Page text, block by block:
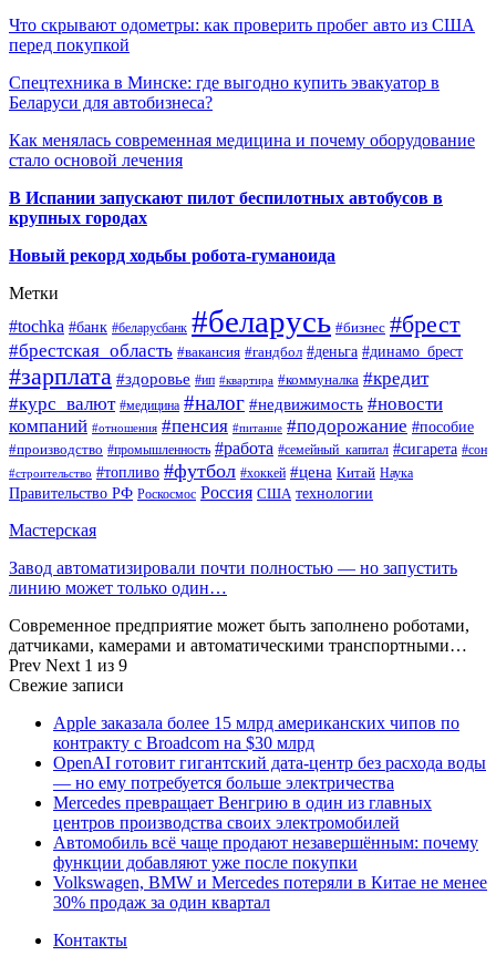
Что скрывают одометры: как проверить пробег авто из США
перед покупкой
Спецтехника в Минске: где выгодно купить эвакуатор в
Беларуси для автобизнеса?
Как менялась современная медицина и почему оборудование
стало основой лечения
В Испании запускают пилот беспилотных автобусов в
крупных городах
Новый рекорд ходьбы робота-гуманоида
Метки
#tochka #банк #беларусбанк #беларусь #бизнес #брест
#брестская_область #вакансия #гандбол #деньга #динамо_брест
#зарплата #здоровье #ип #квартира #коммуналка #кредит
#курс_валют #медицина #налог #недвижимость #новости
компаний #отношения #пенсия #питание #подорожание #пособие
#производство #промышленность #работа #семейный_капитал #сигарета #сон
#строительство #топливо #футбол #хоккей #цена Китай Наука
Правительство РФ Роскосмос Россия США технологии
Мастерская
Завод автоматизировали почти полностью — но запустить
линию может только один…
Современное предприятие может быть заполнено роботами,
датчиками, камерами и автоматическими транспортными…
Prev Next 1 из 9
Свежие записи
Apple заказала более 15 млрд американских чипов по
контракту с Broadcom на $30 млрд
OpenAI готовит гигантский дата-центр без расхода воды
— но ему потребуется больше электричества
Mercedes превращает Венгрию в один из главных
центров производства своих электромобилей
Автомобиль всё чаще продают незавершённым: почему
функции добавляют уже после покупки
Volkswagen, BMW и Mercedes потеряли в Китае не менее
30% продаж за один квартал
Контакты